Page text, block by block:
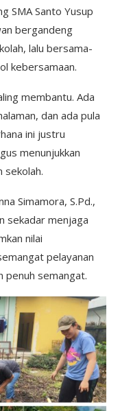
SMA Santo Yusup
bergandeng
lalu bersama-
kebersamaan.
membantu. Ada
dan ada pula
ini justru
menunjukkan
sekolah.
Simamora, S.Pd.,
sekadar menjaga
nilai
pelayanan
penuh semangat.